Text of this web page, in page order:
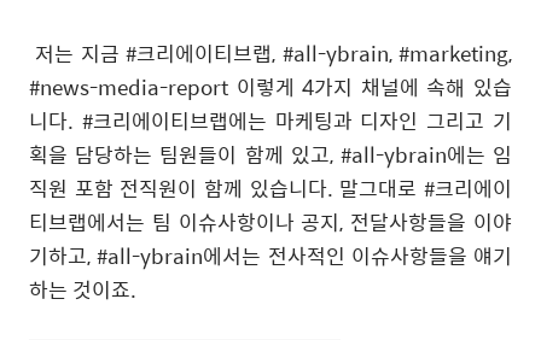
저는 지금 #크리에이티브랩, #all-ybrain, #marketing,
#news-media-report 이렇게 4가지 채널에 속해 있습
니다. #크리에이티브랩에는 마케팅과 디자인 그리고 기
획을 담당하는 팀원들이 함께 있고, #all-ybrain에는 임
직원 포함 전직원이 함께 있습니다. 말그대로 #크리에이
티브랩에서는 팀 이슈사항이나 공지, 전달사항들을 이야
기하고, #all-ybrain에서는 전사적인 이슈사항들을 얘기
하는 것이죠.